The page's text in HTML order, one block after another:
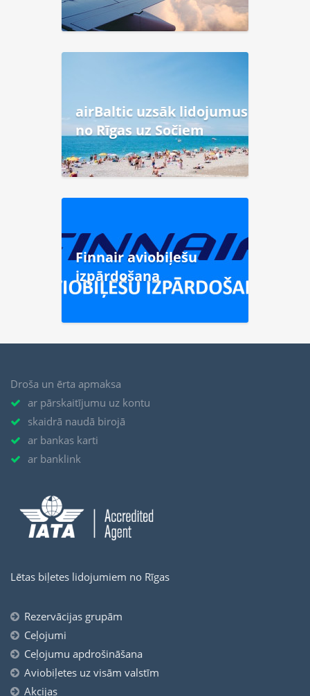
airBaltic uzsāk lidojumus
no Rīgas uz Sočiem
Finnair aviobiļešu
izpārdošana
Droša un ērta apmaksa
ar pārskaitījumu uz kontu
skaidrā naudā birojā
ar bankas karti
ar banklink
Lētas biļetes lidojumiem no Rīgas
Rezervācijas grupām
Ceļojumi
Ceļojumu apdrošināšana
Aviobiļetes uz visām valstīm
Akcijas